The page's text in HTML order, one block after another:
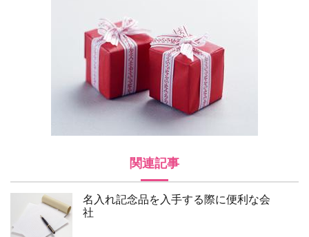
関連記事
名入れ記念品を入手する際に便利な会
社